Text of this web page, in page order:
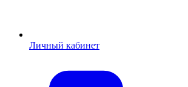
Личный кабинет